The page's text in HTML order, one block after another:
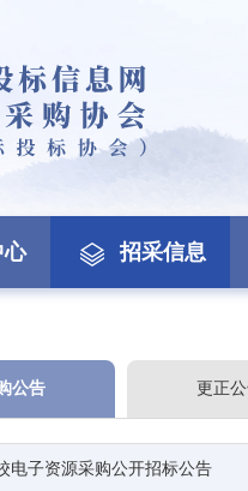
心 招采信息
公告 更正
电子资源采购公开招标公告